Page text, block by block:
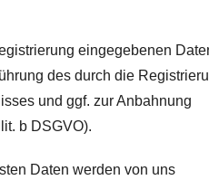
eingegebenen
des durch die
und ggf. zur Anbahnung
b DSGVO).
Daten werden von uns